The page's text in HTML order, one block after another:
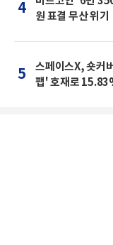
4
원 표결 무산 위기
5
스페이스X, 숏커
팹' 호재로